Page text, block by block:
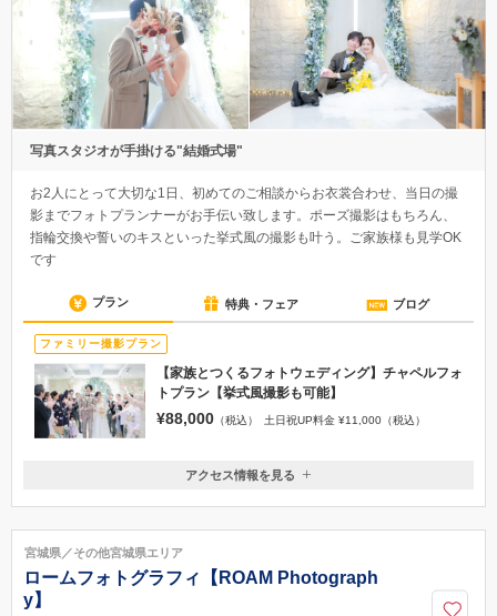
写真スタジオが手掛ける"結婚式場"
お2人にとって大切な1日、初めてのご相談からお衣裳合わせ、当日の撮
影までフォトプランナーがお手伝い致します。ポーズ撮影はもちろん、
指輪交換や誓いのキスといった挙式風の撮影も叶う。ご家族様も見学OK
です
プラン 特典・フェア ブログ
ファミリー撮影プラン
【家族とつくるフォトウェディング】チャペルフォ
トプラン【挙式風撮影も可能】
¥88,000 （税込） 土日祝UP料金 ¥11,000（税込）
岡山県岡山市北区表町3-2-15表町ビル2F
086-801-3655
アクセス情報を見る
宮城県／その他宮城県エリア
ロームフォトグラフィ【ROAM Photograph
y】